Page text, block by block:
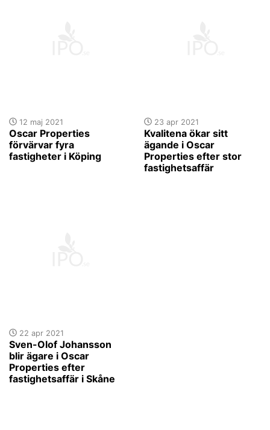
12 maj 2021
Oscar Properties
förvärvar fyra
fastigheter i Köping
23 apr 2021
Kvalitena ökar sitt
ägande i Oscar
Properties efter stor
fastighetsaffär
22 apr 2021
Sven-Olof Johansson
blir ägare i Oscar
Properties efter
fastighetsaffär i Skåne